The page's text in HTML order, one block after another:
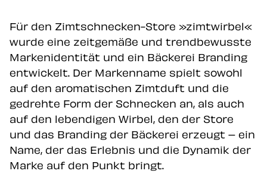
Für den Zimtschnecken-Store »zimtwirbel«
wurde eine zeitgemäße und trendbewusste
Markenidentität und ein Bäckerei Branding
entwickelt. Der Markenname spielt sowohl
auf den aromatischen Zimtduft und die
gedrehte Form der Schnecken an, als auch
auf den lebendigen Wirbel, den der Store
und das Branding der Bäckerei erzeugt – ein
Name, der das Erlebnis und die Dynamik der
Marke auf den Punkt bringt.